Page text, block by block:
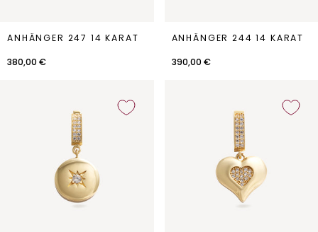
Anhänger
247
14
Karat
ANHÄNGER 247 14 KARAT
380,00 €
Anhänger
244
14
Karat
ANHÄNGER 244 14 KARAT
390,00 €